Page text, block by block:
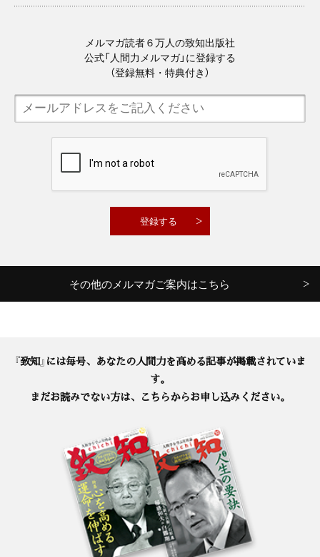
メルマガ読者６万人の致知出版社
公式「人間力メルマガ」に登録する
（登録無料・特典付き）
その他のメルマガご案内はこちら
『致知』には毎号、あなたの人間力を高める記事が掲載されていま
す。
まだお読みでない方は、こちらからお申し込みください。